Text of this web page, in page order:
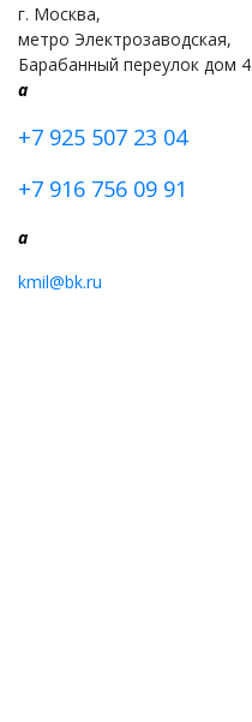
г. Москва,
метро Электрозаводская,
Барабанный переулок дом 4
a
+7 925 507 23 04
+7 916 756 09 91
a
kmil@bk.ru